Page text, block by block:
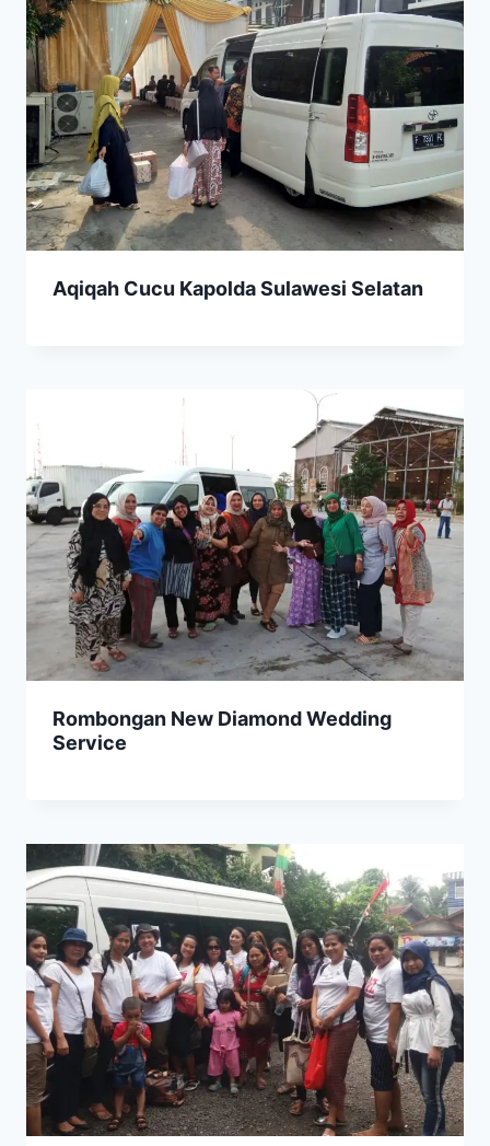
Aqiqah Cucu Kapolda Sulawesi Selatan
Rombongan New Diamond Wedding
Service